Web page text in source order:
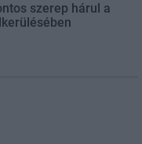
szerep hárul a